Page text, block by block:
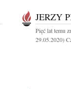
JERZY
Pięć lat temu
29.05.2020)